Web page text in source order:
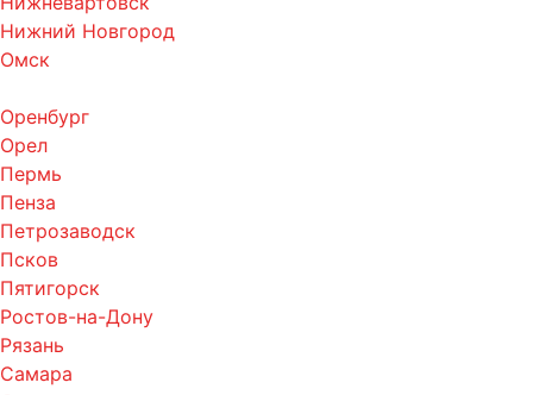
Нижний Новгород
Омск
Оренбург
Орел
Пермь
Пенза
Петрозаводск
Псков
Пятигорск
Ростов-на-Дону
Рязань
Самара